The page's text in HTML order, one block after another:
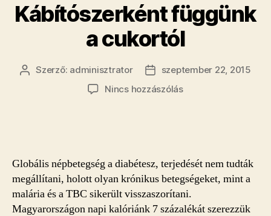
Kábítószerként függünk
a cukortól
Bejegyzés
Szerző: adminisztrator
Bejegyzés
dátuma
szeptember 22, 2015
Nincs hozzászólása(z)
Globális népbetegség a diabétesz, terjedését nem tudták
megállítani, holott olyan krónikus betegségeket, mint a
malária és a TBC sikerült visszaszorítani.
Magyarországon napi kalóriánk 7 százalékát szerezzük